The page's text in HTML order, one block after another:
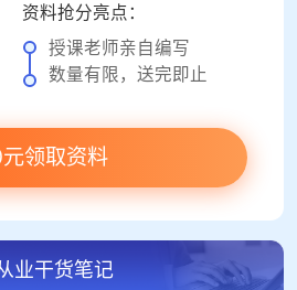
资料抢分亮点：
授课老师亲自编写
数量有限，送完即止
领取资料
业干货笔记